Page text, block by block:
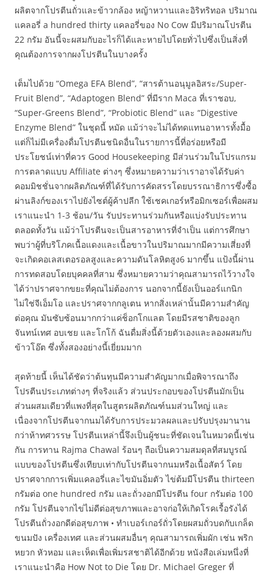
ผลิตจากโปรตีนถั่วและข้าวกล้อง หญ้าหวานและอิริทริทอล ปริมาณ
แคลอรี่ a hundred thirty แคลอรี่ของ No Cow มีปริมาณโปรตีน
22 กรัม อันนี้จะผสมกับอะไรก็ได้และหายไปโดยทั่วไปซึ่งเป็นสิ่งที่
คุณต้องการจากผงโปรตีนในบางครั้ง
เต็มไปด้วย “Omega EFA Blend”, “สารต้านอนุมูลอิสระ/Super-
Fruit Blend”, “Adaptogen Blend” ที่มีราก Maca ที่เราชอบ,
“Super-Greens Blend”, “Probiotic Blend” และ “Digestive
Enzyme Blend” ในชุดนี้ หมัด แม้ว่าจะไม่ได้ทดแทนอาหารทั้งมื้อ
แต่ก็ไม่มีเครื่องดื่มโปรตีนชนิดอื่นในรายการนี้ที่อร่อยหรือมี
ประโยชน์เท่าที่ควร Good Housekeeping มีส่วนร่วมในโปรแกรม
การตลาดแบบ Affiliate ต่างๆ ซึ่งหมายความว่าเราอาจได้รับค่า
คอมมิชชั่นจากผลิตภัณฑ์ที่ได้รับการคัดสรรโดยบรรณาธิการซึ่งซื้อ
ผ่านลิงก์ของเราไปยังไซต์ผู้ค้าปลีก ใช้เชคเกอร์หรือมิกเซอร์เพื่อผสม
เราแนะนำ 1-3 ช้อน/วัน รับประทานร่วมกันหรือแบ่งรับประทาน
ตลอดทั้งวัน แม้ว่าโปรตีนจะเป็นสารอาหารที่จำเป็น แต่การศึกษา
พบว่าผู้ที่บริโภคเนื้อแดงและเนื้อขาวในปริมาณมากมีความเสี่ยงที่
จะเกิดคอเลสเตอรอลสูงและความดันโลหิตสูง6 มากขึ้น แป้งนี้ผ่าน
การทดสอบโดยบุคคลที่สาม ซึ่งหมายความว่าคุณสามารถไว้วางใจ
ได้ว่าปราศจากขยะที่คุณไม่ต้องการ นอกจากนี้ยังเป็นออร์แกนิก
ไม่ใช่จีเอ็มโอ และปราศจากกลูเตน หากสิ่งเหล่านั้นมีความสำคัญ
ต่อคุณ มันซับซ้อนมากกว่าแค่ช็อกโกแลต โดยมีรสชาติของลูก
จันทน์เทศ อบเชย และโกโก้ ฉันดื่มสิ่งนี้ด้วยตัวเองและลองผสมกับ
ข้าวโอ๊ต ซึ่งทั้งสองอย่างนี้เยี่ยมมาก
สุดท้ายนี้ เห็นได้ชัดว่าต้นทุนมีความสำคัญมากเมื่อพิจารณาถึง
โปรตีนประเภทต่างๆ ที่จริงแล้ว ส่วนประกอบของโปรตีนมักเป็น
ส่วนผสมเดียวที่แพงที่สุดในสูตรผลิตภัณฑ์นมส่วนใหญ่ และ
เนื่องจากโปรตีนจากนมได้รับการประมวลผลและปรับปรุงมานาน
กว่าห้าทศวรรษ โปรตีนเหล่านี้จึงเป็นผู้ชนะที่ชัดเจนในหมวดนี้เช่น
กัน การทาน Rajma Chawal ร้อนๆ ถือเป็นความสมดุลที่สมบูรณ์
แบบของโปรตีนซึ่งเทียบเท่ากับโปรตีนจากนมหรือเนื้อสัตว์ โดย
ปราศจากการเพิ่มแคลอรี่และไขมันอิ่มตัว ไข่ต้มมีโปรตีน thirteen
กรัมต่อ one hundred กรัม และถั่วงอกมีโปรตีน four กรัมต่อ 100
กรัม โปรตีนจากไข่ไม่ดีต่อสุขภาพและอาจก่อให้เกิดโรคเรื้อรังได้
โปรตีนถั่วงอกดีต่อสุขภาพ • ทำเบอร์เกอร์ถั่วโดยผสมถั่วบดกับเกล็ด
ขนมปัง เครื่องเทศ และส่วนผสมอื่นๆ คุณสามารถเพิ่มผัก เช่น พริก
หยวก หัวหอม และเห็ดเพื่อเพิ่มรสชาติได้อีกด้วย หนังสือเล่มหนึ่งที่
เราแนะนำคือ How Not to Die โดย Dr. Michael Greger ที่